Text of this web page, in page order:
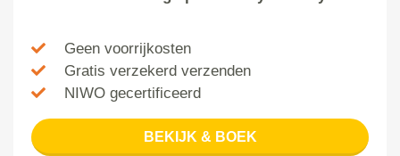
Geen voorrijkosten
Gratis verzekerd verzenden
NIWO gecertificeerd
BEKIJK & BOEK